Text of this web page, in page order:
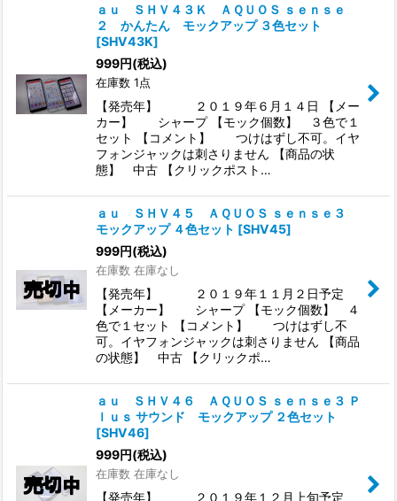
ａｕ ＳＨＶ４３Ｋ ＡＱＵＯＳ ｓｅｎｓｅ
２ かんたん モックアップ ３色セット
[SHV43K]
999円(税込)
在庫数 1点
【発売年】 ２０１９年６月１４日 【メー
カー】 シャープ 【モック個数】 ３色で１
セット 【コメント】 つけはずし不可。イヤ
フォンジャックは刺さりません 【商品の状
態】 中古 【クリックポスト…
ａｕ ＳＨＶ４５ ＡＱＵＯＳ ｓｅｎｓｅ３
モックアップ ４色セット [SHV45]
999円(税込)
在庫数 在庫なし
【発売年】 ２０１９年１１月２日予定
【メーカー】 シャープ 【モック個数】 ４
色で１セット 【コメント】 つけはずし不
可。イヤフォンジャックは刺さりません 【商品
の状態】 中古 【クリックポ…
ａｕ ＳＨＶ４６ ＡＱＵＯＳ ｓｅｎｓｅ３ Ｐ
ｌｕｓ サウンド モックアップ ２色セット
[SHV46]
999円(税込)
在庫数 在庫なし
【発売年】 ２０１９年１２月上旬予定